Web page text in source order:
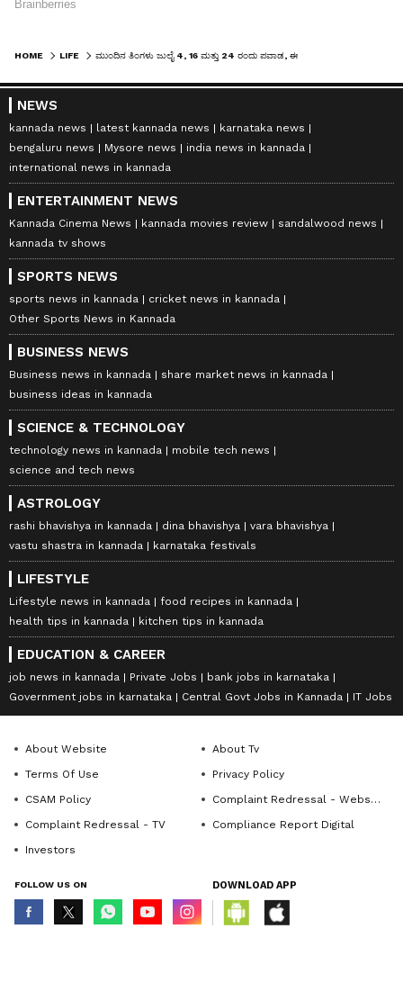
HOME LIFE
NEWS
kannada news latest kannada news
karnataka news
bengaluru news
Mysore news
india news in kannada
international news in kannada
ENTERTAINMENT NEWS
Kannada Cinema News kannada movies review
sandalwood news
kannada tv shows
SPORTS NEWS
sports news in kannada
cricket news in kannada
Other Sports News in Kannada
BUSINESS NEWS
Business news in kannada
share market news in kannada
business ideas in kannada
SCIENCE & TECHNOLOGY
technology news in kannada
mobile tech news
science and tech news
ASTROLOGY
rashi bhavishya in kannada dina bhavishya
vara bhavishya
vastu shastra in kannada
karnataka festivals
LIFESTYLE
Lifestyle news in kannada
food recipes in kannada
health tips in kannada
kitchen tips in kannada
EDUCATION & CAREER
job news in kannada Private Jobs
bank jobs in karnataka
Government jobs in karnataka
Central Govt Jobs in Kannada IT Jobs
About Website
About Tv
Terms Of Use
Privacy Policy
CSAM Policy
Complaint Redressal - Website
Complaint Redressal - TV
Compliance Report Digital
Investors
FOLLOW US ON DOWNLOAD APP